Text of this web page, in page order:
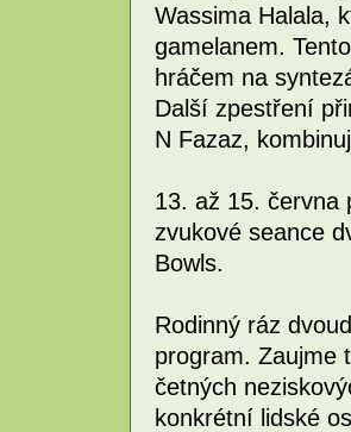
Wassima Halala,
gamelanem.
hráčem na
Další zpestření
N Fazaz,
13. až 15. června
zvukové seance
Bowls.
Rodinný ráz
program. Zaujme
četných
konkrétní lidské